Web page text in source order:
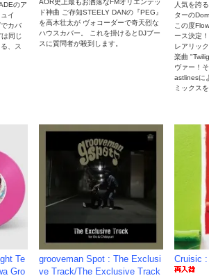
のア
イ
カバ
同じ
、ス
ド神曲 ご存知STEELY DANの『PEG』
を高木壮太が ヴォコーダーで奇天烈な
ハウスカバー。 これを掛けるとDJブー
スに質問者が殺到します。
人気を誇
ターの
この度
ース決定
レアリッ
楽曲
ヴァー！
astlinesに
ミックス
Te
Gro
grooveman Spot : The Exclusi
ve Track/The Exclusive Track
Cruisic